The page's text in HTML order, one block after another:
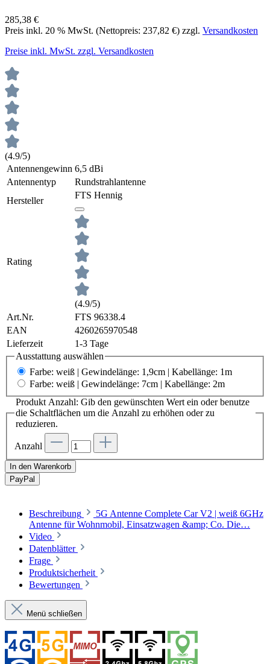
285,38 €
Preis inkl. 20 % MwSt. (Nettopreis: 237,82 €) zzgl. Versandkosten
Preise inkl. MwSt. zzgl. Versandkosten
(4.9/5)
Antennengewinn 6,5 dBi
Antennentyp
Rundstrahlantenne
Hersteller
FTS Hennig
Rating
(4.9/5)
Art.Nr.
FTS 96338.4
EAN
4260265970548
Lieferzeit
1-3 Tage
Ausstattung auswählen
Farbe: weiß | Gewindelänge: 1,9cm | Kabellänge: 1m
Farbe: weiß | Gewindelänge: 7cm | Kabellänge: 2m
Produkt Anzahl: Gib den gewünschten Wert ein oder benutze
die Schaltflächen um die Anzahl zu erhöhen oder zu
reduzieren.
Anzahl
In den Warenkorb
PayPal
Beschreibung
5G Antenne Complete Car V2 | weiß 6GHz
Antenne für Wohnmobil, Einsatzwagen &amp; Co. Die…
Video
Datenblätter
Frage
Produktsicherheit
Bewertungen
Menü schließen